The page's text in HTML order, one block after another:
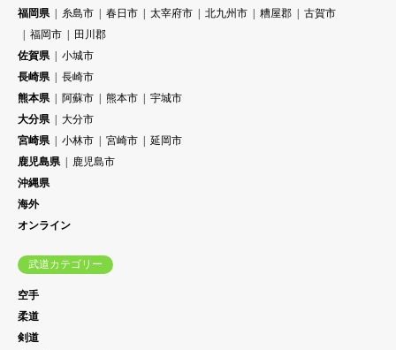
福岡県
糸島市 春日市 太宰府市 北九州市 糟屋郡
古賀市
福岡市
田川郡
佐賀県
小城市
長崎県
長崎市
熊本県
阿蘇市 熊本市
宇城市
大分県
大分市
宮崎県
小林市 宮崎市
延岡市
鹿児島県
鹿児島市
沖縄県
海外
オンライン
武道カテゴリー
空手
柔道
剣道